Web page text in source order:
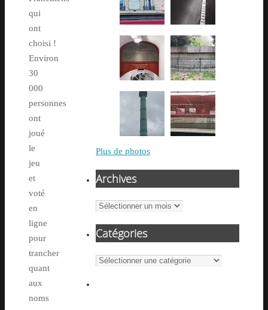
qui
ont
choisi !
Environ
30
000
personnes
ont
joué
le
jeu
et
voté
en
ligne
pour
trancher
quant
aux
noms
Plus de photos
Archives
Archives
Catégories
Catégories